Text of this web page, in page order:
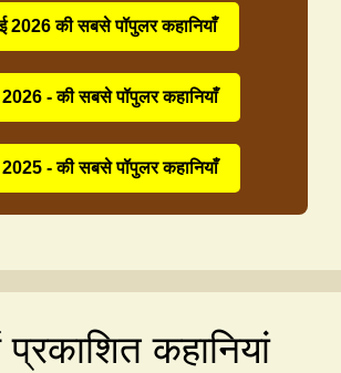
2026 की सबसे पॉपुलर कहानियाँ
- की सबसे पॉपुलर कहानियाँ
- की सबसे पॉपुलर कहानियाँ
प्रकाशित कहानियां